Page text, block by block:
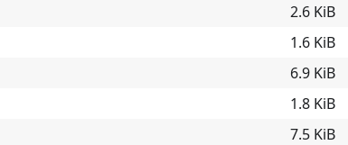
2.6 KiB
1.6 KiB
6.9 KiB
1.8 KiB
7.5 KiB